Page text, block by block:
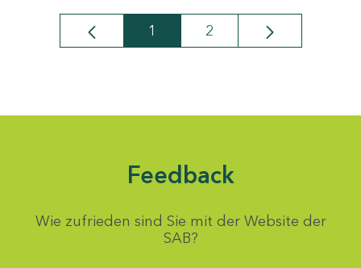
Seite
1 Seite
2
Feedback
Wie zufrieden sind Sie mit der Website der
SAB?